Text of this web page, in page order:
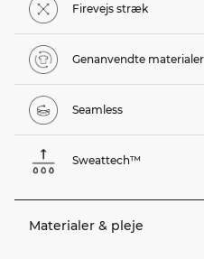
Firevejs stræk
Genanvendte materialer
Seamless
Sweattech™
Materialer & pleje